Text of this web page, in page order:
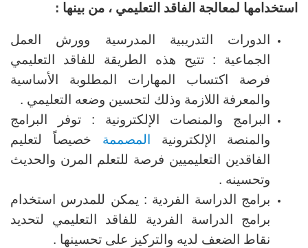
استخدامها لمعالجة الفاقد التعليمي ، من بينها :
الدورات التدريبية المدرسية وورش العمل
الجماعية : تتيح هذه الطريقة للفاقد التعليمي
فرصة اكتساب المهارات المطلوبة الأساسية
والمعرفة اللازمة وذلك لتحسين وضعه التعليمي .
البرامج والمنصات الإلكترونية : توفر البرامج
والمنصة الإلكترونية
المصممة خصيصاً لتعليم
الفاقدين التعليميين فرصة للتعلم المرن والحديث
وتحسينه .
برامج الدراسة الفردية : يمكن للمدرس استخدام
برامج الدراسة الفردية للفاقد التعليمي لتحديد
نقاط الضعف لديه والتركيز على تحسينها .